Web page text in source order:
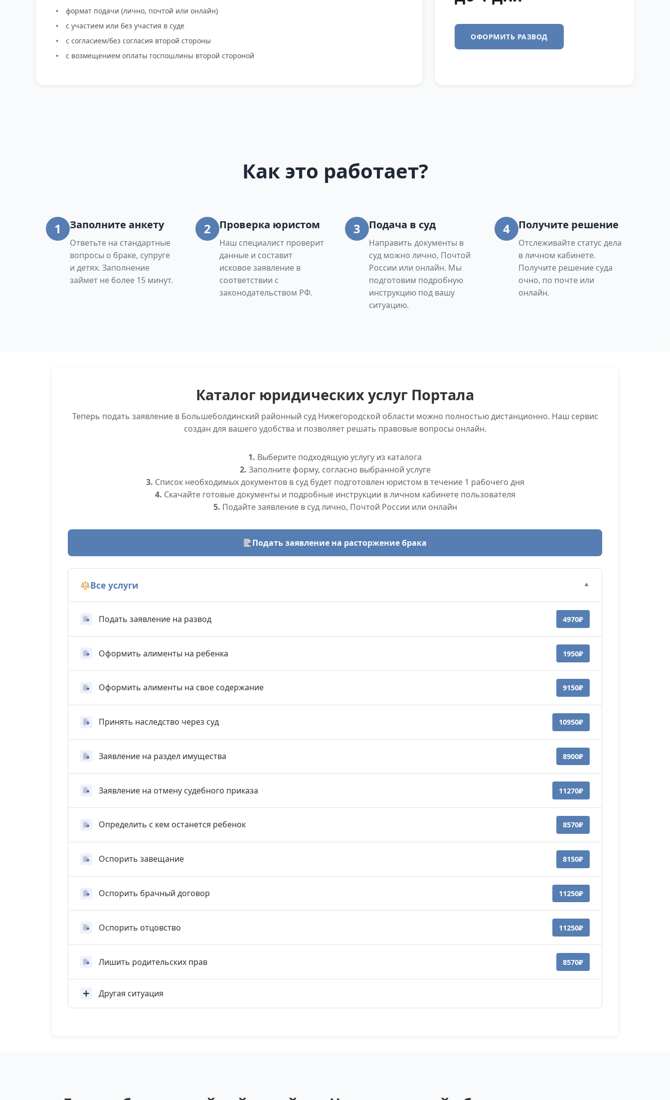
формат подачи (лично, почтой или онлайн)
с участием или без участия в суде
с согласием/без согласия второй стороны
с возмещением оплаты госпошлины второй стороной
ОФОРМИТЬ РАЗВОД
Как это работает?
1 Заполните анкету
Ответьте на стандартные
вопросы о браке, супруге
и детях. Заполнение
займет не более 15 минут.
2 Проверка юристом
Наш специалист проверит
данные и составит
исковое заявление в
соответствии с
законодательством РФ.
3 Подача в суд
Направить документы в
суд можно лично, Почтой
России или онлайн. Мы
подготовим подробную
инструкцию под вашу
ситуацию.
4 Получите решение
Отслеживайте статус дела
в личном кабинете.
Получите решение суда
очно, по почте или
онлайн.
Каталог юридических услуг Портала
Теперь подать заявление в Большеболдинский районный суд Нижегородской области можно полностью дистанционно. Наш сервис
создан для вашего удобства и позволяет решать правовые вопросы онлайн.
1. Выберите подходящую услугу из каталога
2. Заполните форму, согласно выбранной услуге
3. Список необходимых документов в суд будет подготовлен юристом в течение 1 рабочего дня
4. Скачайте готовые документы и подробные инструкции в личном кабинете пользователя
5. Подайте заявление в суд лично, Почтой России или онлайн
Подать заявление на расторжение брака
Все услуги ▼
Подать заявление на развод 4970₽
Оформить алименты на ребенка 1950₽
Оформить алименты на свое содержание 9150₽
Принять наследство через суд 10950₽
Заявление на раздел имущества 8900₽
Заявление на отмену судебного приказа 11270₽
Определить с кем останется ребенок 8570₽
Оспорить завещание 8150₽
Оспорить брачный договор 11250₽
Оспорить отцовство 11250₽
Лишить родительских прав 8570₽
Другая ситуация